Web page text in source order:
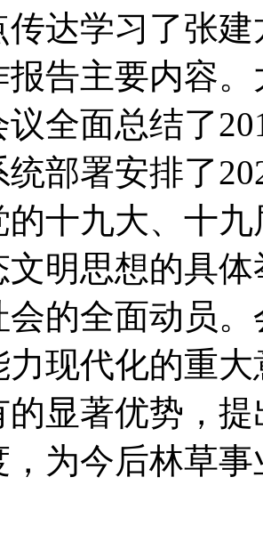
传达学习了张
报告主要内容
议全面总结了
统部署安排了
的十九大、十
文明思想的具
会的全面动员
力现代化的重
的显著优势，
，为今后林草